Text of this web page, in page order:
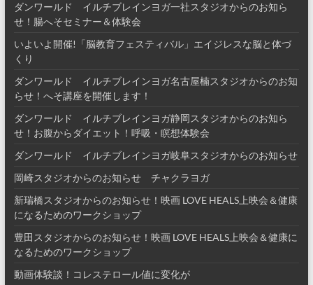
ダンワールド イルチブレインヨガ一社スタジオからのお知ら
せ！腸へそセミナー＆体験会
いよいよ開催!「脳教育フェスティバル」エイジレスな脳と体づ
くり
ダンワールド イルチブレインヨガ名古屋楠スタジオからのお知
らせ！へそ講座を開催します！
ダンワールド イルチブレインヨガ静岡スタジオからのお知ら
せ！お腹からダイエット！呼吸・瞑想体験会
ダンワールド イルチブレインヨガ岐阜スタジオからのお知らせ
岡崎スタジオからのお知らせ チャクラヨガ
新瑞橋スタジオからのお知らせ！映画 LOVE HEALS上映会＆健康
になるためのワークショップ
豊田スタジオからのお知らせ！映画 LOVE HEALS上映会＆健康に
なるためのワークショップ
動画体験談！コレステロール値に変化が